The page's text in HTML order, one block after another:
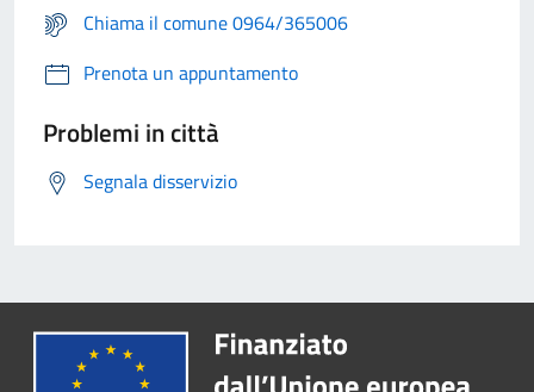
Chiama il comune 0964/365006
Prenota un appuntamento
Problemi in città
Segnala disservizio